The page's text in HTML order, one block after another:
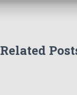
Related